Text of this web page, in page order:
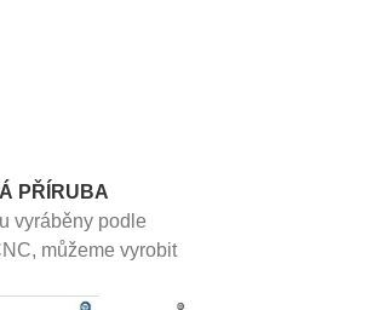
PŘÍRUBA
vyráběny podle
můžeme vyrobit